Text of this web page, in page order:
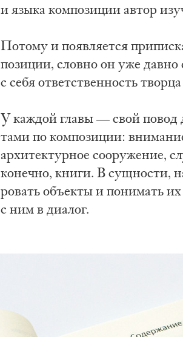
и язы­ка ком­по­зи­ции ав­тор
По­то­му и по­яв­ля­ет­ся
по­зи­ции, слов­но он уже
с се­бя от­вет­ствен­ность
У каж­дой гла­вы — свой по­вод
та­ми по ком­по­зи­ции:
ар­хи­тек­тур­ное со­ору­же­ние,
ко­неч­но, кни­ги. В сущ­но­сти,
ро­вать объ­ек­ты и по­ни­мать
с ним в диа­лог.